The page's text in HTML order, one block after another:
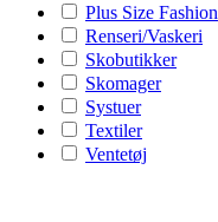
Plus Size Fashion
Renseri/Vaskeri
Skobutikker
Skomager
Systuer
Textiler
Ventetøj